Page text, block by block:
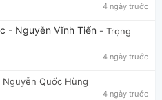
4 ngày trước
- Nguyễn Vĩnh Tiến - Trọng
4 ngày trước
Nguyễn Quốc Hùng
4 ngày trước